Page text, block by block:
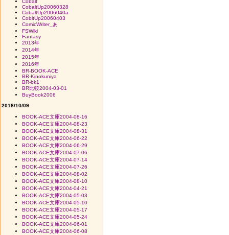
Cobalt
CobaltUp20060328
CobaltUp2006040a
CobltUp20060403
ComicWriter_あ
FSWiki
Fantasy
2013年
2014年
2015年
2016年
BR-BOOK-ACE
BR-Kinokuniya
BR-bk1
BR比較2004-03-01
BuyBook2006
2018/10/09
BOOK-ACE文庫2004-08-16
BOOK-ACE文庫2004-08-23
BOOK-ACE文庫2004-08-31
BOOK-ACE文庫2004-06-22
BOOK-ACE文庫2004-06-29
BOOK-ACE文庫2004-07-06
BOOK-ACE文庫2004-07-14
BOOK-ACE文庫2004-07-26
BOOK-ACE文庫2004-08-02
BOOK-ACE文庫2004-08-10
BOOK-ACE文庫2004-04-21
BOOK-ACE文庫2004-05-03
BOOK-ACE文庫2004-05-10
BOOK-ACE文庫2004-05-17
BOOK-ACE文庫2004-05-24
BOOK-ACE文庫2004-06-01
BOOK-ACE文庫2004-06-08